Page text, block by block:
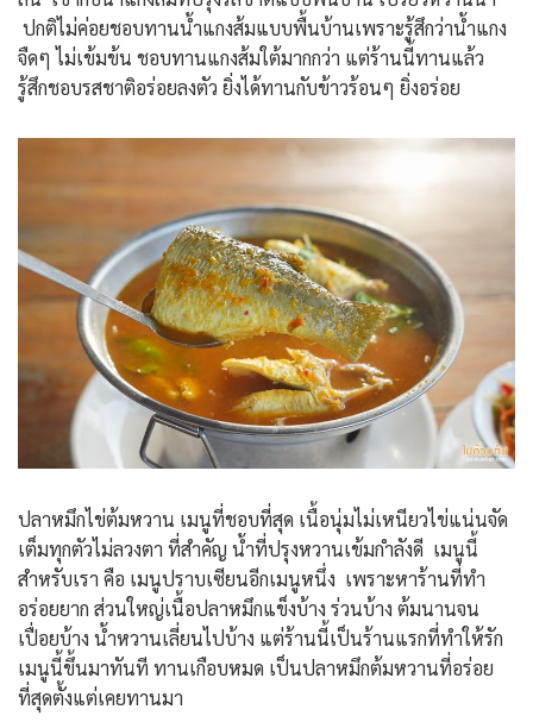
ปกติไม่ค่อยชอบทานน้ำแกงส้มแบบพื้นบ้านเพราะรู้สึกว่าน้ำแกง
จืดๆ ไม่เข้มข้น ชอบทานแกงส้มใต้มากกว่า แต่ร้านนี้ทานแล้ว
รู้สึกชอบรสชาติอร่อยลงตัว ยิ่งได้ทานกับข้าวร้อนๆ ยิ่งอร่อย
ปลาหมึกไข่ต้มหวาน เมนูที่ชอบที่สุด เนื้อนุ่มไม่เหนียวไข่แน่นจัด
เต็มทุกตัวไม่ลวงตา ที่สำคัญ น้ำที่ปรุงหวานเข้มกำลังดี เมนูนี้
สำหรับเรา คือ เมนูปราบเซียนอีกเมนูหนึ่ง เพราะหาร้านที่ทำ
อร่อยยาก ส่วนใหญ่เนื้อปลาหมึกแข็งบ้าง ร่วนบ้าง ต้มนานจน
เปื่อยบ้าง น้ำหวานเลี่ยนไปบ้าง แต่ร้านนี้เป็นร้านแรกที่ทำให้รัก
เมนูนี้ขึ้นมาทันที ทานเกือบหมด เป็นปลาหมึกต้มหวานที่อร่อย
ที่สุดตั้งแต่เคยทานมา